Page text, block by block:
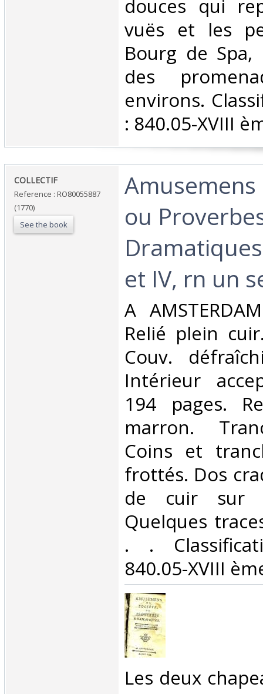
douces qui
vuës et les
Bourg de
des
environs.
: 840.05-XVIII
‎COLLECTIF‎
Reference : RO80055887
(1770)
See the book
‎Amusemens
ou
et IV, rn un
‎A
Relié plein
Couv.
Intérieur
194 pages.
marron.
Coins et
frottés. Dos
de cuir sur
Quelques
. .
840.05-XVIII
‎Les deux